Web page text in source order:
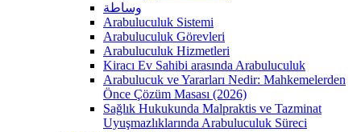
وساطة
Arabuluculuk Sistemi
Arabuluculuk Görevleri
Arabuluculuk Hizmetleri
Kiracı Ev Sahibi arasında Arabuluculuk
Arabulucuk ve Yararları Nedir: Mahkemelerden
Önce Çözüm Masası (2026)
Sağlık Hukukunda Malpraktis ve Tazminat
Uyuşmazlıklarında Arabuluculuk Süreci